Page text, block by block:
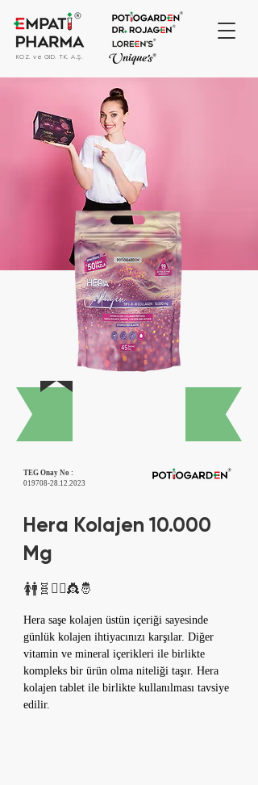
KOZ. ve GID. TK. A.Ş.
TEG Onay No :
019708-28.12.2023
Hera Kolajen 10.000
Mg
🚺🚹🧬🤸‍♂👸🤴
Hera saşe kolajen üstün içeriği sayesinde
günlük kolajen ihtiyacınızı karşılar. Diğer
vitamin ve mineral içerikleri ile birlikte
kompleks bir ürün olma niteliği taşır. Hera
kolajen tablet ile birlikte kullanılması tavsiye
edilir.